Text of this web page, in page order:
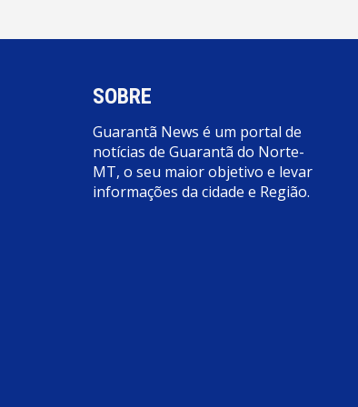
SOBRE
Guarantã News é um portal de
notícias de Guarantã do Norte-
MT, o seu maior objetivo e levar
informações da cidade e Região.